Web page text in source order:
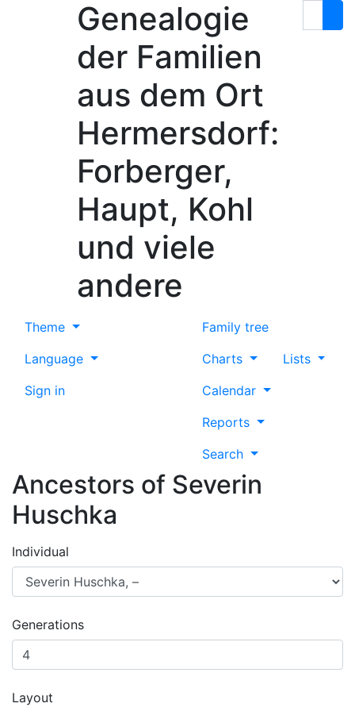
Genealogie
der Familien
aus dem Ort
Hermersdorf:
Forberger,
Haupt, Kohl
und viele
andere
Theme
Language
Sign in
Family tree
Charts
Lists
Calendar
Reports
Search
Ancestors of Severin
Huschka
Individual
Generations
Layout